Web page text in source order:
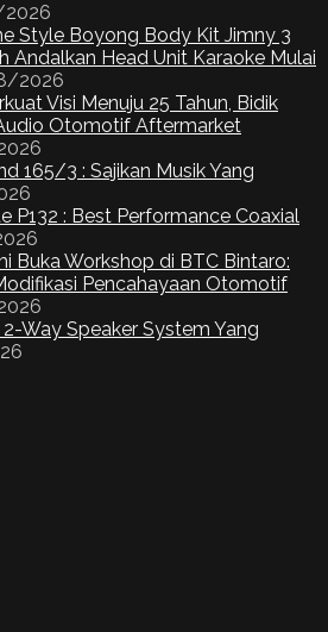
Style Boyong Body Kit Jimny 3
Andalkan Head Unit Karaoke Mulai
2026
Visi Menuju 25 Tahun, Bidik
Otomotif Aftermarket
165/3 : Sajikan Musik Yang
P132 : Best Performance Coaxial
Buka Workshop di BTC Bintaro:
Pencahayaan Otomotif
Way Speaker System Yang